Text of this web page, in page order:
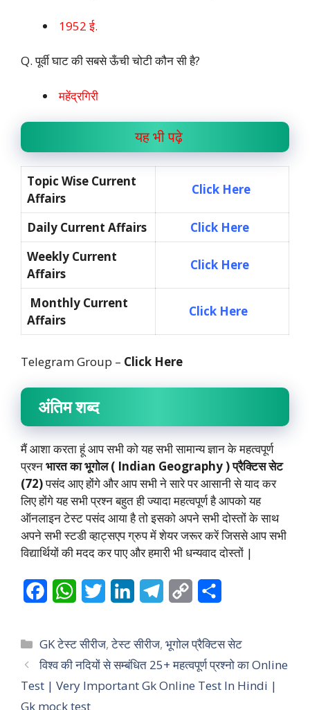
1952 ई.
Q. पूर्वी घाट की सबसे ऊँची चोटी कौन सी है?
महेंद्रगिरी
यह भी पढ़े
Topic Wise Current
Affairs
Click Here
Daily Current Affairs
Click Here
Weekly Current
Affairs
Click Here
Monthly Current
Affairs
Click Here
Telegram Group – Click Here
अंतिम शब्द
मैं आशा करता हूं आप सभी को यह सभी सामान्य ज्ञान के महत्वपूर्ण
प्रश्नभारत का भूगोल ( Indian Geography ) प्रैक्टिस सेट
(72)पसंद आए होंगे और आप सभी ने सारे पर आसानी से याद कर
लिए होंगे यह सभी प्रश्न बहुत ही ज्यादा महत्वपूर्ण है आपको यह
ऑनलाइन टेस्ट पसंद आया है तो इसको अपने सभी दोस्तों के साथ
अपने सभी स्टडी व्हाट्सएप ग्रुप में शेयर जरूर करें जिससे आप सभी
विद्यार्थियों की मदद कर पाए और हमारी भी धन्यवाद दोस्तों |
c
e
b
W
a
t
s
i
t
t
n
k
e
l
e
g
p
y
L
a
r
e
Categories
GK टेस्ट सीरीज,टेस्ट सीरीज,भूगोल प्रैक्टिस सेट
विश्व की नदियों से सम्बंधित 25+ महत्वपूर्ण प्रश्नो का Online
Test | Very Important Gk Online Test In Hindi |
Gk mock test